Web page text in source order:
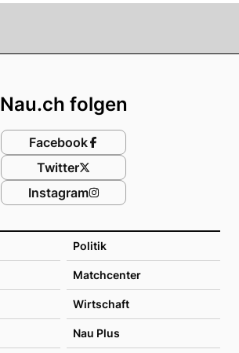
Politik
Matchcenter
Wirtschaft
Nau Plus
Nau.ch folgen
Facebook
Twitter
Instagram